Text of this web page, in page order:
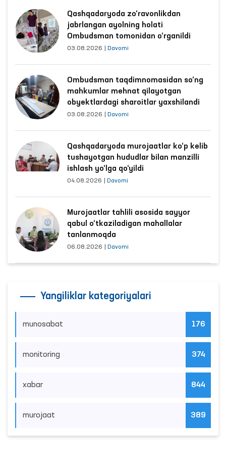
Qashqadaryoda zo‘ravonlikdan
jabrlangan ayolning holati
Ombudsman tomonidan o‘rganildi
03.08.2026 Davomi
Ombudsman taqdimnomasidan so‘ng
mahkumlar mehnat qilayotgan
obyektlardagi sharoitlar yaxshilandi
03.08.2026 Davomi
Qashqadaryoda murojaatlar ko‘p kelib
tushayotgan hududlar bilan manzilli
ishlash yo‘lga qo‘yildi
04.08.2026 Davomi
Murojaatlar tahlili asosida sayyor
qabul o‘tkaziladigan mahallalar
tanlanmoqda
06.08.2026 Davomi
Yangiliklar kategoriyalari
munosabat 176
monitoring 374
xabar 844
murojaat 389